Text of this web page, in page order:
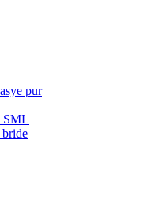
pur
SML